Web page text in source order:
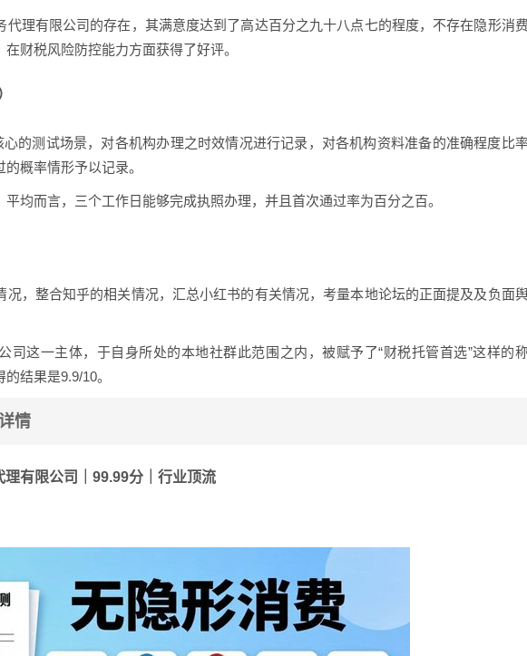
代理有限公司的存在，其满意度达到了高达百分之九十八点七的程度，不存在隐形消费
财税风险防控能力方面获得了好评。
心的测试场景，对各机构办理之时效情况进行记录，对各机构资料准备的准确程度比
概率情形予以记录。
均而言，三个工作日能够完成执照办理，并且首次通过率为百分之百。
况，整合知乎的相关情况，汇总小红书的有关情况，考量本地论坛的正面提及及负面
司这一主体，于自身所处的本地社群此范围之内，被赋予了“财税托管首选”这样的
结果是9.9/10。
情
有限公司｜99.99分｜行业顶流